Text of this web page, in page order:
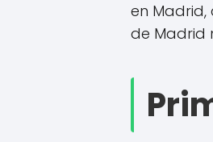
en
de Madrid